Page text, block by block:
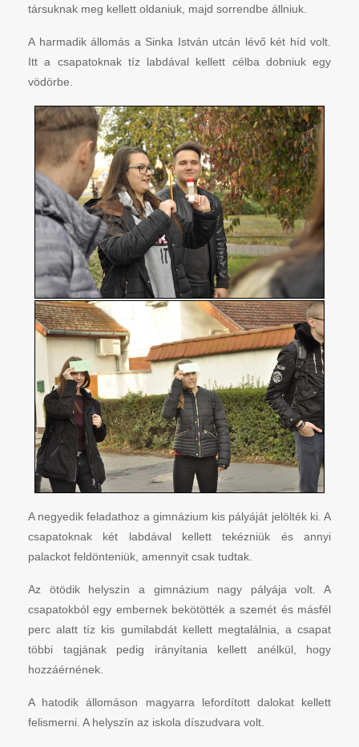
társuknak meg kellett oldaniuk, majd sorrendbe állniuk.
A harmadik állomás a Sinka István utcán lévő két híd volt.
Itt a csapatoknak tíz labdával kellett célba dobniuk egy
vödörbe.
A negyedik feladathoz a gimnázium kis pályáját jelölték ki. A
csapatoknak két labdával kellett tekézniük és annyi
palackot feldönteniük, amennyit csak tudtak.
Az ötödik helyszín a gimnázium nagy pályája volt. A
csapatokból egy embernek bekötötték a szemét és másfél
perc alatt tíz kis gumilabdát kellett megtalálnia, a csapat
többi tagjának pedig irányítania kellett anélkül, hogy
hozzáérnének.
A hatodik állomáson magyarra lefordított dalokat kellett
felismerni. A helyszín az iskola díszudvara volt.